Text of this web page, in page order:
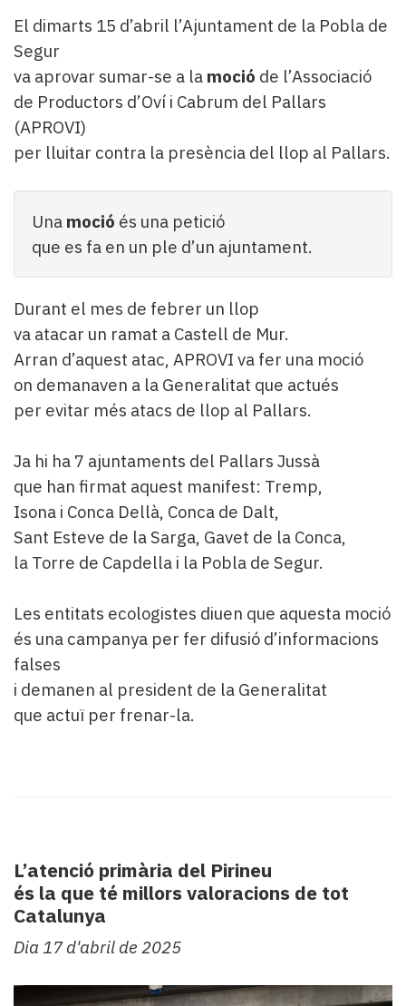
El dimarts 15 d’abril l’Ajuntament de la Pobla de
Segur
va aprovar sumar-se a la moció de l’Associació
de Productors d’Oví i Cabrum del Pallars
(APROVI)
per lluitar contra la presència del llop al Pallars.
Una moció és una petició
que es fa en un ple d’un ajuntament.
Durant el mes de febrer un llop
va atacar un ramat a Castell de Mur.
Arran d’aquest atac, APROVI va fer una moció
on demanaven a la Generalitat que actués
per evitar més atacs de llop al Pallars.
Ja hi ha 7 ajuntaments del Pallars Jussà
que han firmat aquest manifest: Tremp,
Isona i Conca Dellà, Conca de Dalt,
Sant Esteve de la Sarga, Gavet de la Conca,
la Torre de Capdella i la Pobla de Segur.
Les entitats ecologistes diuen que aquesta moció
és una campanya per fer difusió d’informacions
falses
i demanen al president de la Generalitat
que actuï per frenar-la.
L’atenció primària del Pirineu
és la que té millors valoracions de tot
Catalunya
Dia 17 d'abril de 2025